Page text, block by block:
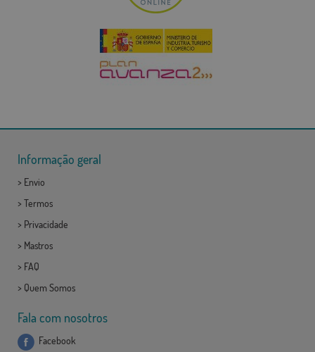
Informação geral
> Envio
> Termos
> Privacidade
> Mastros
> FAQ
> Quem Somos
Fala com nosotros
Facebook